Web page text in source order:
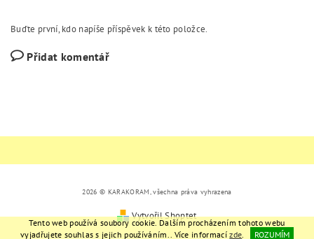
Buďte první, kdo napíše příspěvek k této položce.
Přidat komentář
2026 © KARAKORAM, všechna práva vyhrazena
Vytvořil Shoptet
Tento web používá soubory cookie. Dalším procházením tohoto webu
vyjadřujete souhlas s jejich používáním.. Více informacízde. ROZUMÍM